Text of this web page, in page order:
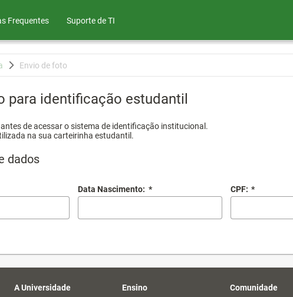
Frequentes Suporte de TI
Envio de foto
para identificação estudantil
de acessar o sistema de identificação institucional.
na sua carteirinha estudantil.
dados
Data Nascimento: * CPF: *
A Universidade Ensino Comunidade